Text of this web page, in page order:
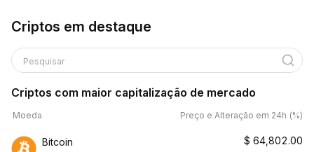
Criptos em destaque
Pesquisar
Criptos com maior capitalização de mercado
Moeda Preço e Alteração em 24h (%)
Bitcoin $ 64,802.00